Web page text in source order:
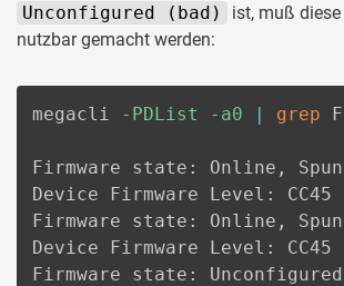
Unconfigured (bad)
ist, muß
nutzbar gemacht werden:
megacli -PDList -a0 | grep
Firmware state: Online, Spun
Device Firmware Level: CC45
Firmware state: Online, Spun
Device Firmware Level: CC45
Firmware state: Unconfigured